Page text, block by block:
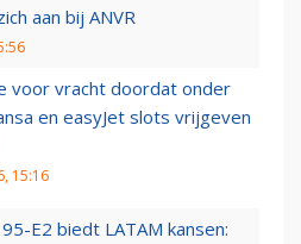
aan bij ANVR
voor vracht doordat onder
en easyJet slots vrijgeven
15:16
E2 biedt LATAM kansen: